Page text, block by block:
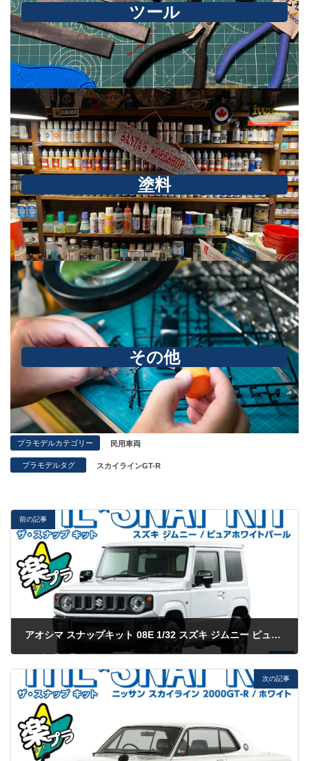
ツール
塗料
その他
プラモデルカテゴリー 民用車両
プラモデルタグ スカイラインGT-R
前の記事
アオシマ スナップキット 08E 1/32 スズキ ジムニー ピュアホワイトパール
2023年6月11日
次の記事